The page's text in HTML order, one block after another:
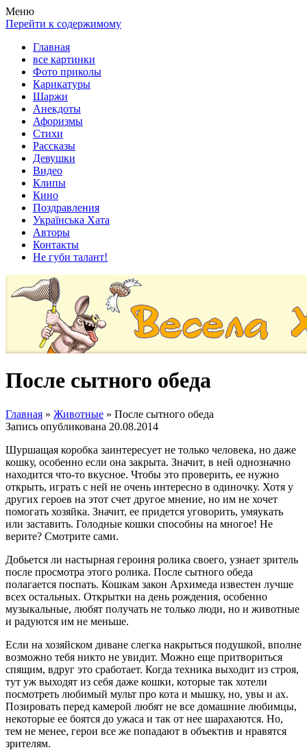
Весела хата — прикольные картинки, смешные истории,
клипы!
Покажем всем ваши фото приколы, карикатуры, шаржи, стихи,
рассказы, видео и песни!
Меню
Перейти к содержимому
Главная
все картинки
Фото приколы
Карикатуры
Шаржи
Анекдоты
Афоризмы
Стихи
Рассказы
Девушки
Видео
Клипы
Кино
Поздравления
Українська Хата
Авторы
Контакты
Не губи талант!
После сытного обеда
Главная » Животные » После сытного обеда
Запись опубликована 20.08.2014
Шуршащая коробка заинтересует не только человека, но даже
кошку, особенно если она закрыта. Значит, в ней однозначно
находится что-то вкусное. Чтобы это проверить, ее нужно
открыть, играть с ней не очень интересно в одиночку. Хотя у
других героев на этот счет другое мнение, но им не хочет
помогать хозяйка. Значит, ее придется уговорить, умяукать
или заставить. Голодные кошки способны на многое! Не
верите? Смотрите сами.
Добьется ли настырная героиня ролика своего, узнает зритель
после просмотра этого ролика. После сытного обеда
полагается поспать. Кошкам закон Архимеда известен лучше
всех остальных. Открытки на день рождения, особенно
музыкальные, любят получать не только люди, но и животные
и радуются им не меньше.
Если на хозяйском диване слегка накрыться подушкой, вполне
возможно тебя никто не увидит. Можно еще притвориться
спящим, вдруг это сработает. Когда техника выходит из строя,
тут уж выходят из себя даже кошки, которые так хотели
посмотреть любимый мульт про кота и мышку, но, увы и ах.
Позировать перед камерой любят не все домашние любимцы,
некоторые ее боятся до ужаса и так от нее шарахаются. Но,
тем не менее, герои все же попадают в объектив и нравятся
зрителям.